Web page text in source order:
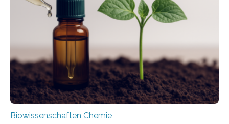
nun den Namen Cretosabethes primaevus. Dieser erste
fossile Nachweis einer Stechmückenlarve in Bernstein
stellt gleichzeitig den ersten Fossilfund einer
Mückenlarve aus dem Mesozoikum dar, denn…
Biowissenschaften Chemie